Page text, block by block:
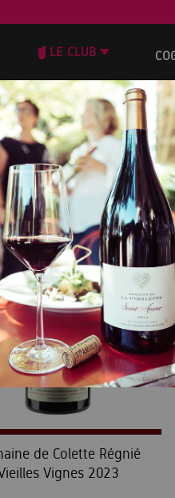
LE CLUB
ORDENAR
de Colette Régnié
Vignes 2023